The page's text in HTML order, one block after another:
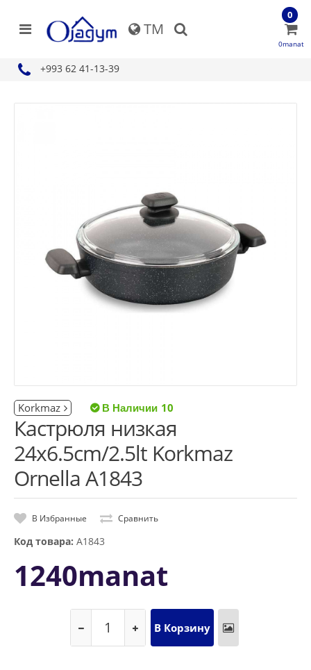
TM
+993 62 41-13-39
0
0manat
Korkmaz 10
Кастрюля низкая
24x6.5cm/2.5lt Korkmaz
Ornella A1843
В Избранные Сравнить
Код товара: A1843
1240manat